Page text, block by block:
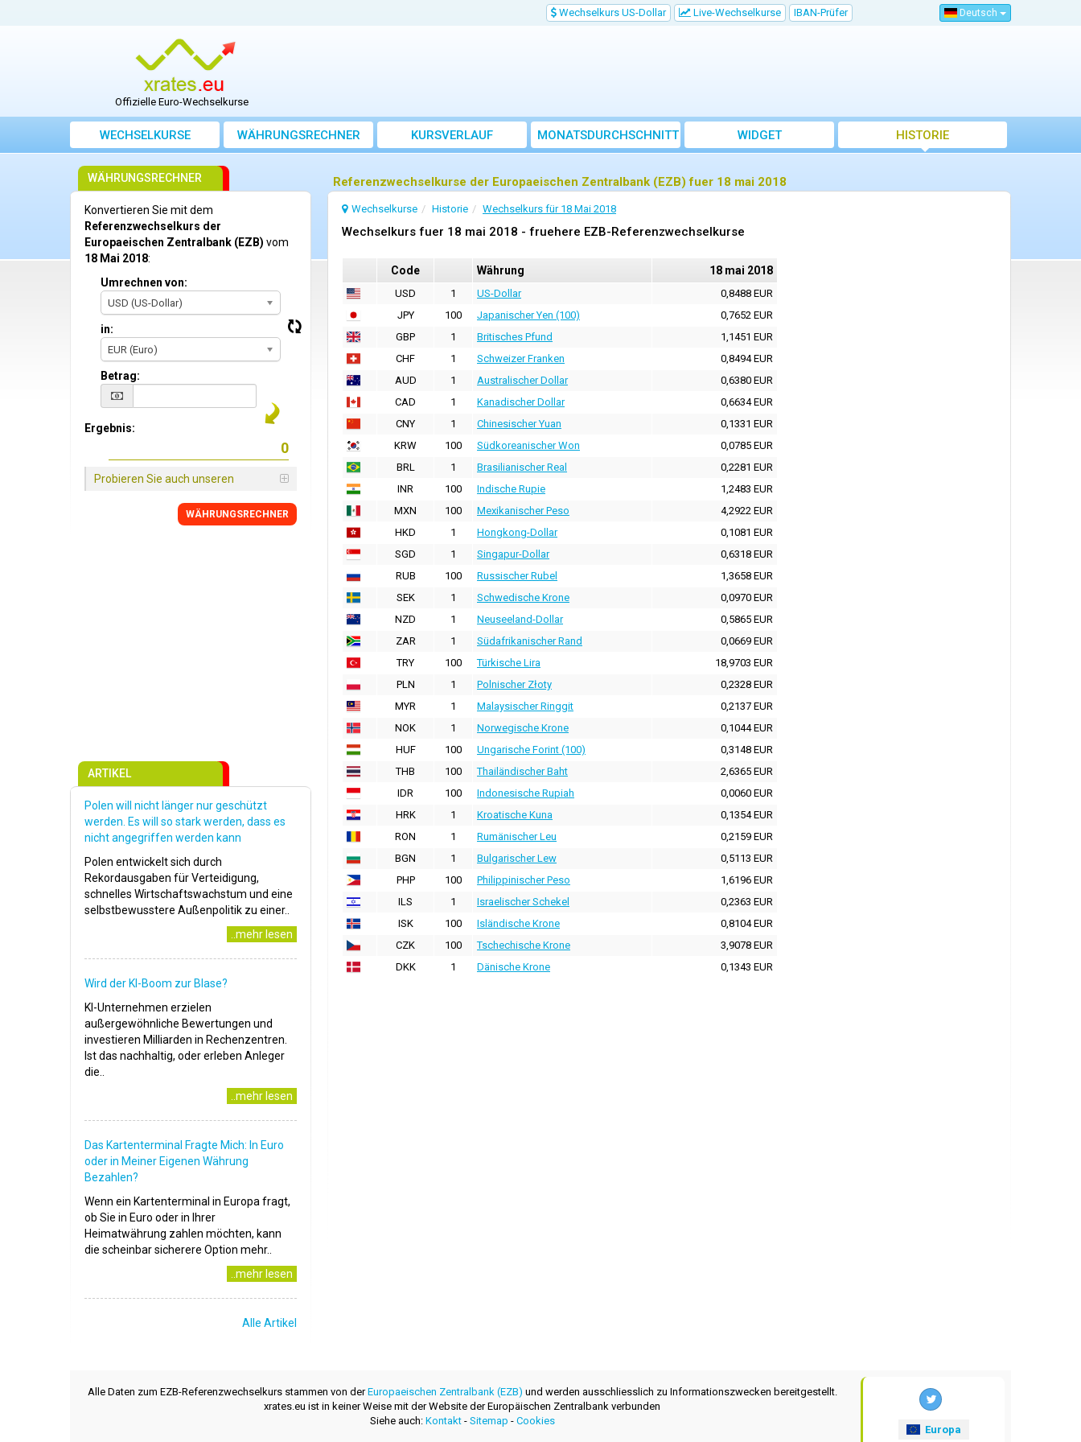
Wechselkurs US-Dollar Live-Wechselkurse IBAN-Prüfer Deutsch
Offizielle Euro-Wechselkurse
WECHSELKURSE WÄHRUNGSRECHNER KURSVERLAUF MONATSDURCHSCHNITT WIDGET HISTORIE
Referenzwechselkurse der Europaeischen Zentralbank (EZB) fuer 18 mai 2018
Wechselkurse Historie Wechselkurs für 18 Mai 2018
Wechselkurs fuer 18 mai 2018 - fruehere EZB-Referenzwechselkurse
Code Währung 18 mai 2018
USD 1 US-Dollar
0,8488 EUR
JPY
100 Japanischer Yen (100)
0,7652 EUR
GBP
1 Britisches Pfund
1,1451 EUR
CHF
1 Schweizer Franken
0,8494 EUR
AUD
1 Australischer Dollar
0,6380 EUR
CAD
1 Kanadischer Dollar
0,6634 EUR
CNY
1 Chinesischer Yuan
0,1331 EUR
KRW
100 Südkoreanischer Won
0,0785 EUR
BRL
1 Brasilianischer Real
0,2281 EUR
INR
100 Indische Rupie
1,2483 EUR
MXN
100 Mexikanischer Peso
4,2922 EUR
HKD
1 Hongkong-Dollar
0,1081 EUR
SGD
1 Singapur-Dollar
0,6318 EUR
RUB
100 Russischer Rubel
1,3658 EUR
SEK
1 Schwedische Krone
0,0970 EUR
NZD
1 Neuseeland-Dollar
0,5865 EUR
ZAR
1 Südafrikanischer Rand
0,0669 EUR
TRY
100 Türkische Lira
18,9703 EUR
PLN
1 Polnischer Złoty
0,2328 EUR
MYR
1 Malaysischer Ringgit
0,2137 EUR
NOK
1 Norwegische Krone
0,1044 EUR
HUF
100 Ungarische Forint (100)
0,3148 EUR
THB
100 Thailändischer Baht
2,6365 EUR
IDR
100 Indonesische Rupiah
0,0060 EUR
HRK
1 Kroatische Kuna
0,1354 EUR
RON
1 Rumänischer Leu
0,2159 EUR
BGN
1 Bulgarischer Lew
0,5113 EUR
PHP
100 Philippinischer Peso
1,6196 EUR
ILS
1 Israelischer Schekel
0,2363 EUR
ISK
100 Isländische Krone
0,8104 EUR
CZK
100 Tschechische Krone
3,9078 EUR
DKK
1 Dänische Krone 0,1343 EUR
WÄHRUNGSRECHNER
Konvertieren Sie mit dem
Referenzwechselkurs der
Europaeischen Zentralbank (EZB) vom
18 Mai 2018:
Umrechnen von:
USD (US-Dollar)
in:
EUR (Euro)
Betrag:
Ergebnis:
Probieren Sie auch unseren
WÄHRUNGSRECHNER
ARTIKEL
Polen will nicht länger nur geschützt
werden. Es will so stark werden, dass es
nicht angegriffen werden kann
Polen entwickelt sich durch
Rekordausgaben für Verteidigung,
schnelles Wirtschaftswachstum und eine
selbstbewusstere Außenpolitik zu einer..
..mehr lesen
Wird der KI-Boom zur Blase?
KI-Unternehmen erzielen
außergewöhnliche Bewertungen und
investieren Milliarden in Rechenzentren.
Ist das nachhaltig, oder erleben Anleger
die..
..mehr lesen
Das Kartenterminal Fragte Mich: In Euro
oder in Meiner Eigenen Währung
Bezahlen?
Wenn ein Kartenterminal in Europa fragt,
ob Sie in Euro oder in Ihrer
Heimatwährung zahlen möchten, kann
die scheinbar sicherere Option mehr..
..mehr lesen
Alle Artikel
Alle Daten zum EZB-Referenzwechselkurs stammen von derEuropaeischen Zentralbank (EZB) und werden ausschliesslich zu Informationszwecken bereitgestellt.
xrates.eu ist in keiner Weise mit der Website der Europäischen Zentralbank verbunden
Siehe auch: Kontakt- Sitemap - Cookies
Europa